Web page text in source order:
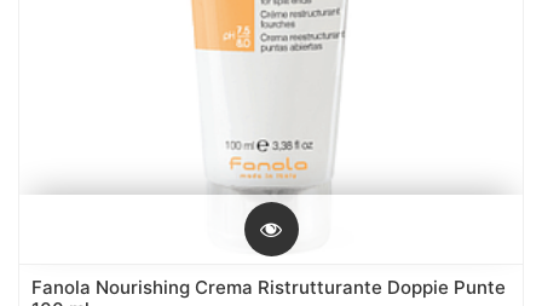
Fanola Nourishing Crema Ristrutturante Doppie Punte